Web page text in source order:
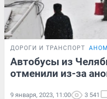
ДОРОГИ И ТРАНСПОРТ
Автобусы из
отменили из-за
9 января, 2023, 11:00 3 541